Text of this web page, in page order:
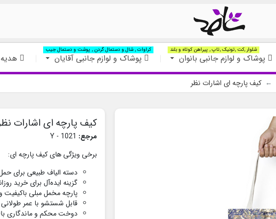
پوشاک و لوازم جانبی بانوان
شلوار ,کت ,تونیک ,تاپ , پیراهن کوتاه و بلند
پوشاک و لوازم جانبی آقایان
کراوات , شال و دستمال گردن , پوشت و دستمال جیب
کیف پارچه ای اشارات نظر
کیف پارچه ای اشارات
مرجع:
برخی ویژگی های کیف پارچه ای:
دسته‌ الیاف طبیعی برای
گزینه ایده‌آل برای خرید
پارچه مخمل مبلی باکیفیت
قابل شستشو با عمر طولانی
دوخت محکم و ماندگاری